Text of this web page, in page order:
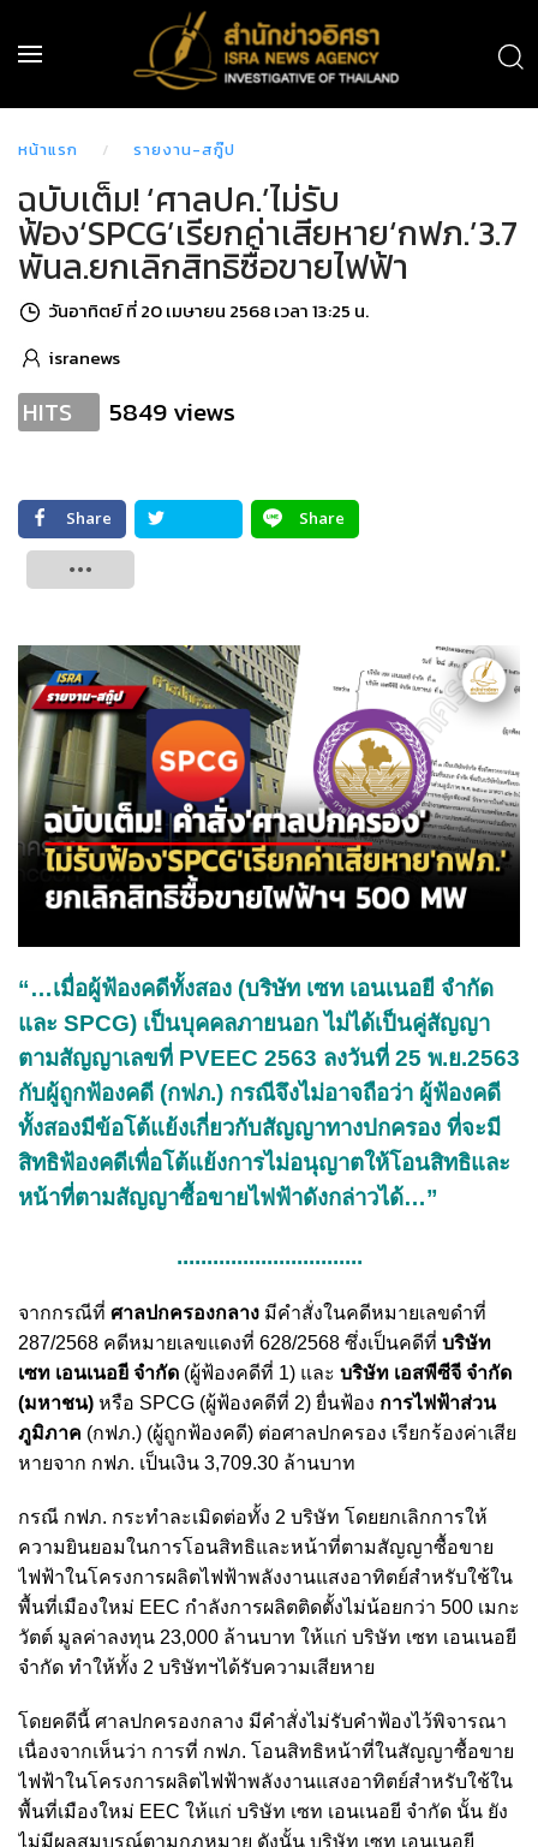
หน้าแรก รายงาน-สกู๊ป
ฉบับเต็ม! ‘ศาลปค.’ไม่รับ
ฟ้อง‘SPCG’เรียกค่าเสียหาย‘กฟภ.’3.7
พันล.ยกเลิกสิทธิซื้อขายไฟฟ้า
วันอาทิตย์ ที่ 20 เมษายน 2568 เวลา 13:25 น.
isranews
HITS 5849 views
Share
Share
“…เมื่อผู้ฟ้องคดีทั้งสอง (บริษัท เซท เอนเนอยี จำกัด
และ SPCG) เป็นบุคคลภายนอก ไม่ได้เป็นคู่สัญญา
ตามสัญญาเลขที่ PVEEC 2563 ลงวันที่ 25 พ.ย.2563
กับผู้ถูกฟ้องคดี (กฟภ.) กรณีจึงไม่อาจถือว่า ผู้ฟ้องคดี
ทั้งสองมีข้อโต้แย้งเกี่ยวกับสัญญาทางปกครอง ที่จะมี
สิทธิฟ้องคดีเพื่อโต้แย้งการไม่อนุญาตให้โอนสิทธิและ
หน้าที่ตามสัญญาซื้อขายไฟฟ้าดังกล่าวได้…”
...............................
จากกรณีที่ ศาลปกครองกลาง มีคำสั่งในคดีหมายเลขดำที่
287/2568 คดีหมายเลขแดงที่ 628/2568 ซึ่งเป็นคดีที่ บริษัท
เซท เอนเนอยี จำกัด (ผู้ฟ้องคดีที่ 1) และ บริษัท เอสพีซีจี จำกัด
(มหาชน) หรือ SPCG (ผู้ฟ้องคดีที่ 2) ยื่นฟ้อง การไฟฟ้าส่วน
ภูมิภาค (กฟภ.) (ผู้ถูกฟ้องคดี) ต่อศาลปกครอง เรียกร้องค่าเสีย
หายจาก กฟภ. เป็นเงิน 3,709.30 ล้านบาท
กรณี กฟภ. กระทำละเมิดต่อทั้ง 2 บริษัท โดยยกเลิกการให้
ความยินยอมในการโอนสิทธิและหน้าที่ตามสัญญาซื้อขาย
ไฟฟ้าในโครงการผลิตไฟฟ้าพลังงานแสงอาทิตย์สำหรับใช้ใน
พื้นที่เมืองใหม่ EEC กำลังการผลิตติดตั้งไม่น้อยกว่า 500 เมกะ
วัตต์ มูลค่าลงทุน 23,000 ล้านบาท ให้แก่ บริษัท เซท เอนเนอยี
จำกัด ทำให้ทั้ง 2 บริษัทฯได้รับความเสียหาย
โดยคดีนี้ ศาลปกครองกลาง มีคำสั่งไม่รับคำฟ้องไว้พิจารณา
เนื่องจากเห็นว่า การที่ กฟภ. โอนสิทธิหน้าที่ในสัญญาซื้อขาย
ไฟฟ้าในโครงการผลิตไฟฟ้าพลังงานแสงอาทิตย์สำหรับใช้ใน
พื้นที่เมืองใหม่ EEC ให้แก่ บริษัท เซท เอนเนอยี จำกัด นั้น ยัง
ไม่มีผลสมบูรณ์ตามกฎหมาย ดังนั้น บริษัท เซท เอนเนอยี